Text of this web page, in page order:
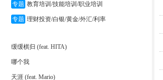
专题 教育培训/技能培训/职业培训
专题 理财投资/白银/黄金/外汇/利率
缓缓棋归 (feat. HITA)
哪个我
天涯 (feat. Mario)